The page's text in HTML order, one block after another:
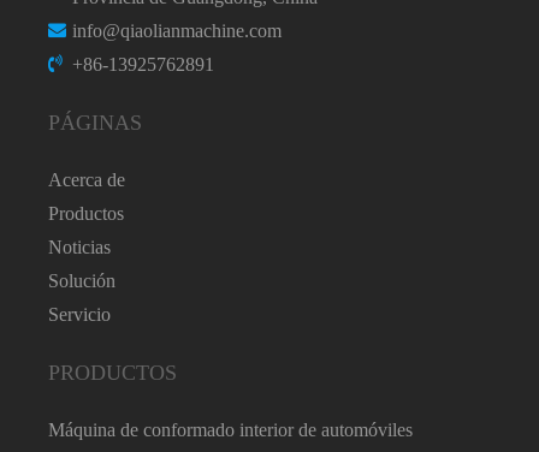
info@qiaolianmachine.com
+86-13925762891
PÁGINAS
Acerca de
Productos
Noticias
Solución
Servicio
PRODUCTOS
Máquina de conformado interior de automóviles